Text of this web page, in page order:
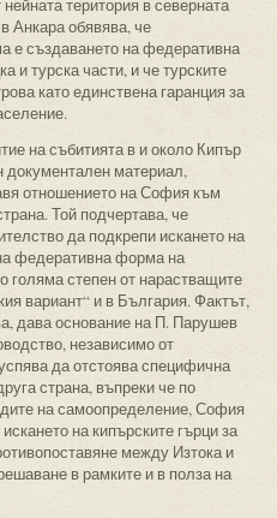
територия в северната
Анкара обявява, че
е създаването на федеративна
и турска части, и че турските
като единствена гаранция за
на събитията в и около Кипър
документален материал,
отношението на София към
Той подчертава, че
да подкрепи искането на
федеративна форма на
степен от нарастващите
вариант“ и в България. Фактът,
дава основание на П. Парушев
независимо от
да отстоява специфична
страна, въпреки че по
на самоопределение, София
на кипърските гърци за
между Изтока и
в рамките и в полза на